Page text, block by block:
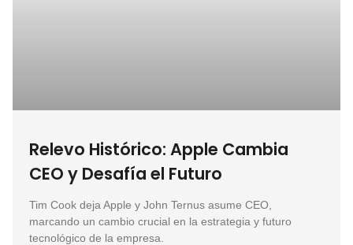
Relevo Histórico: Apple Cambia
CEO y Desafía el Futuro
Tim Cook deja Apple y John Ternus asume CEO,
marcando un cambio crucial en la estrategia y futuro
tecnológico de la empresa.